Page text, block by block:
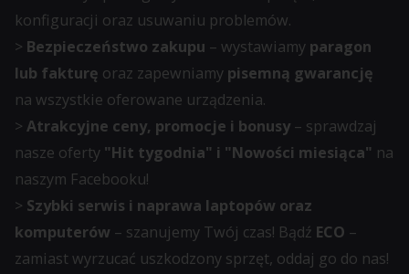
konfiguracji oraz usuwaniu problemów.
> Bezpieczeństwo zakupu – wystawiamy paragon
lub fakturę oraz zapewniamy pisemną gwarancję
na wszystkie oferowane urządzenia.
>Atrakcyjne ceny, promocje i bonusy – sprawdzaj
nasze oferty "Hit tygodnia" i "Nowości miesiąca" na
naszym Facebooku!
> Szybki serwis i naprawa laptopów oraz
komputerów – szanujemy Twój czas! Bądź ECO –
zamiast wyrzucać uszkodzony sprzęt, oddaj go do nas!
więcej
szczegółów
temat
tego,
jak
witryna
internetowa
używa
ciasteczek